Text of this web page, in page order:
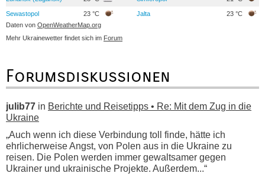
Sewastopol 23 °C Jalta
23 °C
Daten von OpenWeatherMap.org
Mehr Ukrainewetter findet sich im Forum
Forumsdiskussionen
julib77 in Berichte und Reisetipps • Re: Mit dem Zug in die
Ukraine
„Auch wenn ich diese Verbindung toll finde, hätte ich
ehrlicherweise Angst, von Polen aus in die Ukraine zu
reisen. Die Polen werden immer gewaltsamer gegen
Ukrainer und ukrainische Projekte. Außerdem...“